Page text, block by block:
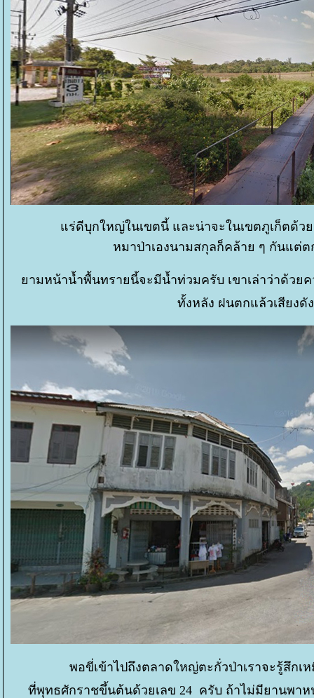
ร่ดีบุกใหญ่ในเขตนี้ และน่าจะในเขตภูเก็ตด้ว
หมาป่าเองนามสกุลก็คล้าย ๆ กันแต่
ามหน้าน้ำพื้นทรายนี้จะมีน้ำท่วมครับ เขาเล่าว่าด้วย
ทั้งหลัง ฝนตกแล้วเสียง
พอขี่เข้าไปถึงตลาดใหญ่ตะกั่วป่าเราจะรู้สึกเ
ที่พุทธศักราชขึ้นต้นด้วยเลข 24 ครับ ถ้าไม่มียานพา